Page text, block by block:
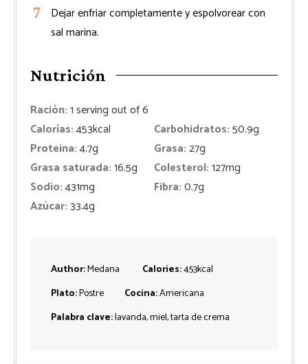
Dejar enfriar completamente y espolvorear con
sal marina.
Nutrición
Ración:1serving out of 6
Calorías:453kcal Carbohidratos:50.9g
Proteina:4.7g Grasa:27g
Grasa saturada:16.5g Colesterol:127mg
Sodio:431mg Fibra:0.7g
Azúcar:33.4g
Author:Medana Calories:453kcal
Plato:Postre Cocina:Americana
Palabra clave:lavanda, miel, tarta de crema